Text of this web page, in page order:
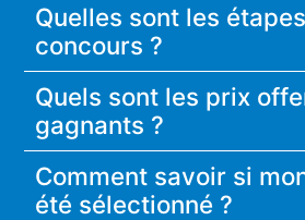
Quelles sont les
concours ?
Quels sont les prix
gagnants ?
Comment savoir si
été sélectionné ?